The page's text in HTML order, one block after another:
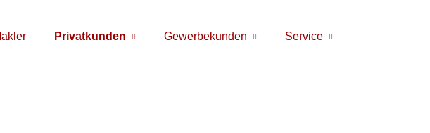
Privatkunden Gewerbekunden Service